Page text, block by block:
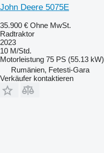
John Deere 5075E
35.900 € Ohne MwSt.
Radtraktor
2023
10 M/Std.
Motorleistung 75 PS (55.13 kW)
Rumänien, Fetesti-Gara
Verkäufer kontaktieren